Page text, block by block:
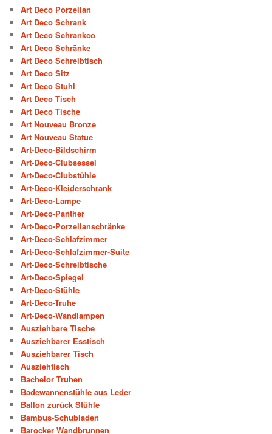
Art Deco Porzellan
Art Deco Schrank
Art Deco Schrankco
Art Deco Schränke
Art Deco Schreibtisch
Art Deco Sitz
Art Deco Stuhl
Art Deco Tisch
Art Deco Tische
Art Nouveau Bronze
Art Nouveau Statue
Art-Deco-Bildschirm
Art-Deco-Clubsessel
Art-Deco-Clubstühle
Art-Deco-Kleiderschrank
Art-Deco-Lampe
Art-Deco-Panther
Art-Deco-Porzellanschränke
Art-Deco-Schlafzimmer
Art-Deco-Schlafzimmer-Suite
Art-Deco-Schreibtische
Art-Deco-Spiegel
Art-Deco-Stühle
Art-Deco-Truhe
Art-Deco-Wandlampen
Ausziehbare Tische
Ausziehbarer Esstisch
Ausziehbarer Tisch
Ausziehtisch
Bachelor Truhen
Badewannenstühle aus Leder
Ballon zurück Stühle
Bambus-Schubladen
Barocker Wandbrunnen